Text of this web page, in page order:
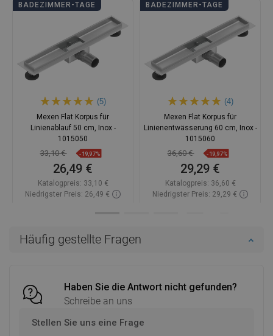
Häufig gestellte Fragen
Haben Sie die Antwort nicht gefunden?
Schreibe an uns
Stellen Sie uns eine Frage
BADEZIMMER-TAGE
(5)
Mexen Flat Korpus für
Linienablauf 50 cm, Inox -
1015050
33,10 € -19,97%
26,49 €
Katalogpreis: 33,10 €
Niedrigster Preis: 26,49 €
BADEZIMMER-TAGE
(4)
Mexen Flat Korpus für
Linienentwässerung 60 cm, Inox -
1015060
36,60 € -19,97%
29,29 €
Katalogpreis: 36,60 €
Niedrigster Preis: 29,29 €